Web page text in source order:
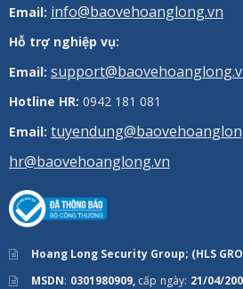
Email: info@baovehoanglong.vn
Hỗ trợ nghiệp vụ:
Email:
Hotline HR: 0942 181 081
Email:
hr@baovehoanglong.vn
Hoang Long Security Group; (HLS
MSDN: 0301980909,cấp ngày: 21/04/